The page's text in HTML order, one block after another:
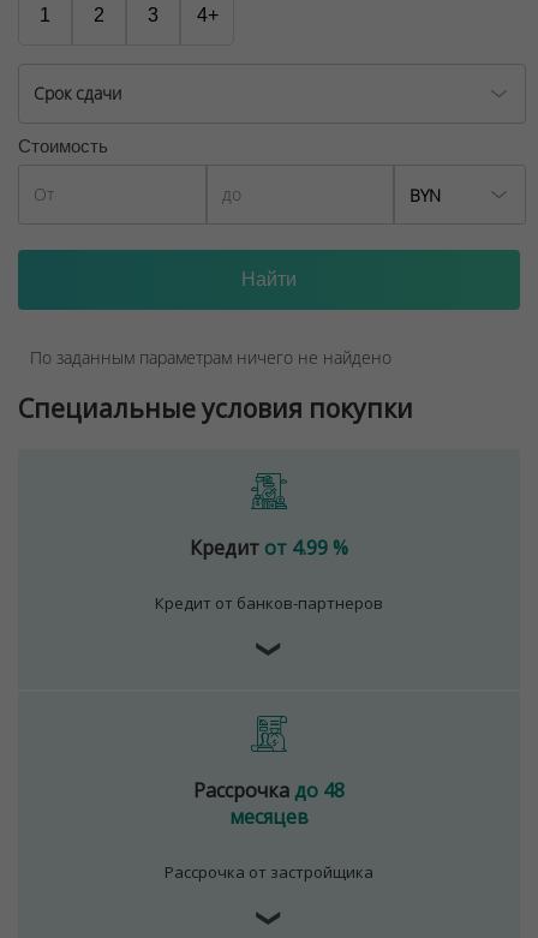
1 2 3 4+
Срок сдачи
Стоимость
BYN
По заданным параметрам ничего не найдено
Специальные условия покупки
Кредит от 4.99 %
Кредит от банков-партнеров
❯
Рассрочкадо 48
месяцев
Рассрочка от застройщика
❯